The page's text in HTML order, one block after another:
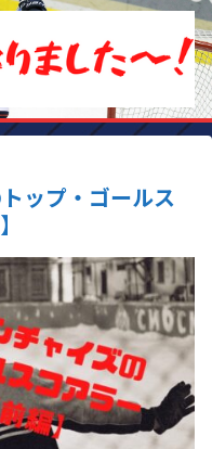
ップ・ゴールス